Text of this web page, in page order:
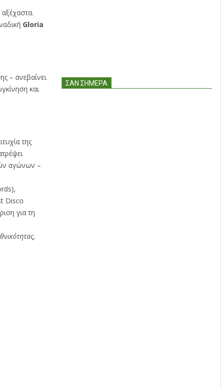
Gloria
– ανεβαίνει
και
της
αγώνων –
Disco
για τη
ΣΑΝ ΣΉΜΕΡΑ